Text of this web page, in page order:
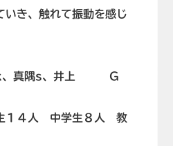
いき、触れて振動を感じ
k、真隅s、井上 Ｇ
生１４人 中学生８人 教